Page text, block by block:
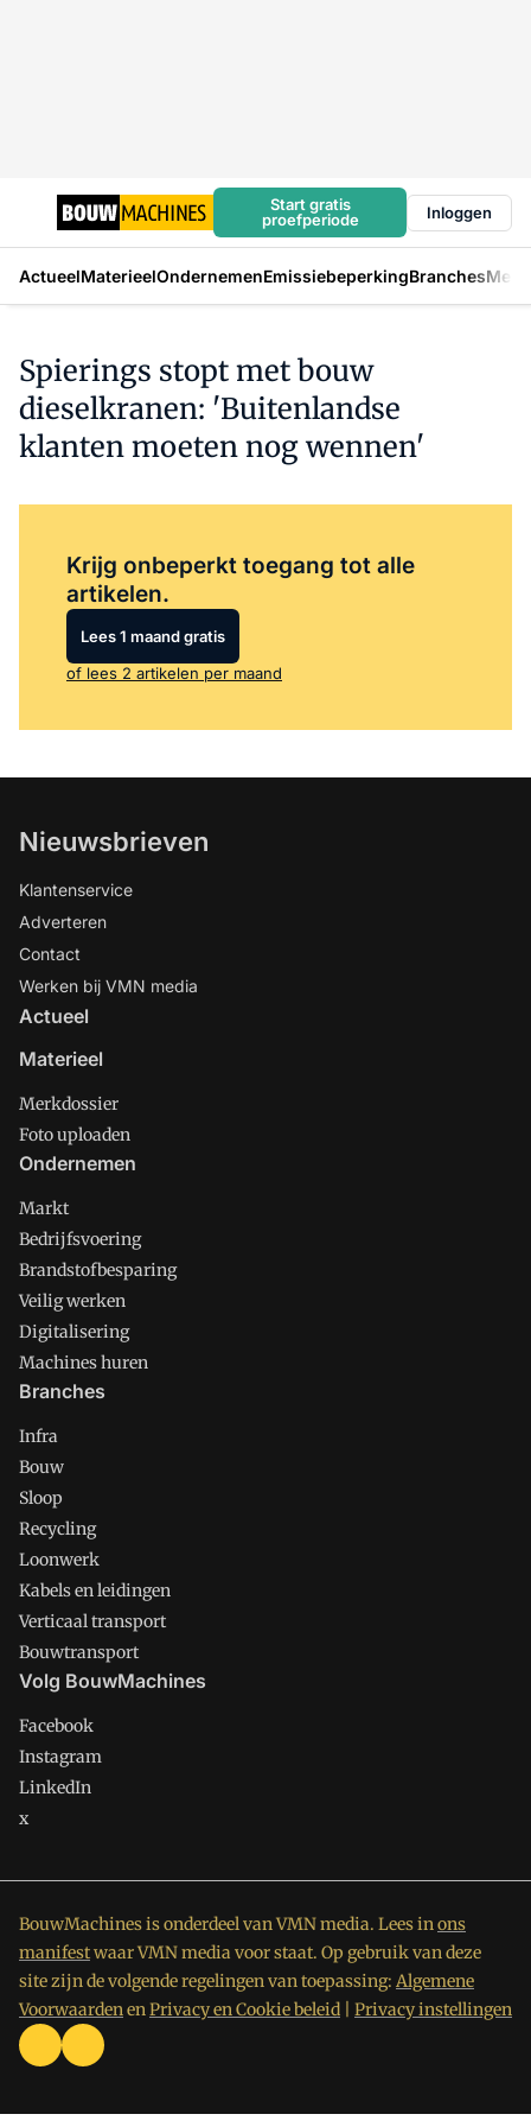
Start gratis
proefperiode
Inloggen
ActueelMaterieelOndernemenEmissiebeperkingBranches
Spierings stopt met bouw
dieselkranen: 'Buitenlandse
klanten moeten nog wennen'
Krijg onbeperkt toegang tot alle
artikelen.
Lees 1 maand gratis
of lees 2 artikelen per maand
Nieuwsbrieven
Klantenservice
Adverteren
Contact
Werken bij VMN media
Actueel
Materieel
Merkdossier
Foto uploaden
Ondernemen
Markt
Bedrijfsvoering
Brandstofbesparing
Veilig werken
Digitalisering
Machines huren
Branches
Infra
Bouw
Sloop
Recycling
Loonwerk
Kabels en leidingen
Verticaal transport
Bouwtransport
Volg BouwMachines
Facebook
Instagram
LinkedIn
x
BouwMachines is onderdeel van VMN media. Lees inons
manifestwaar VMN media voor staat. Op gebruik van deze
site zijn de volgende regelingen van toepassing: Algemene
VoorwaardenenPrivacy en Cookie beleid Privacy instellingen